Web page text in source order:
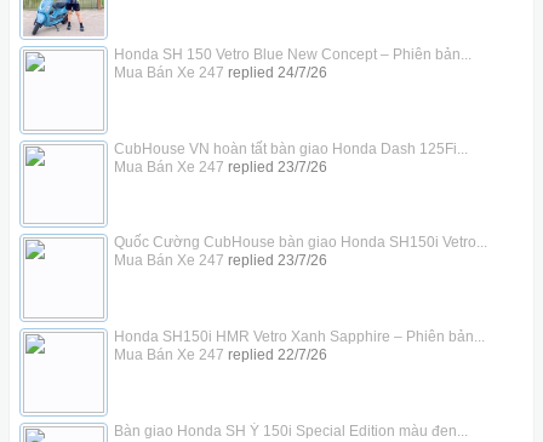
Honda SH 150 Vetro Blue New Concept – Phiên bản...
Mua Bán Xe 247 replied 24/7/26
CubHouse VN hoàn tất bàn giao Honda Dash 125Fi...
Mua Bán Xe 247 replied 23/7/26
Quốc Cường CubHouse bàn giao Honda SH150i Vetro...
Mua Bán Xe 247 replied 23/7/26
Honda SH150i HMR Vetro Xanh Sapphire – Phiên bản...
Mua Bán Xe 247 replied 22/7/26
Bàn giao Honda SH Ý 150i Special Edition màu đen...